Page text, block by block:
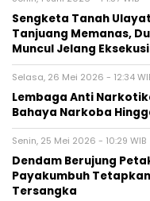
Sengketa Tanah
Tanjuang Memanas,
Muncul Jelang Eksekusi
Selasa, 26 Mei 2026 - 12:34
Lembaga Anti
Bahaya Narkoba
Senin, 25 Mei 2026 - 10:29 WIB
Dendam Berujung
Payakumbuh
Tersangka